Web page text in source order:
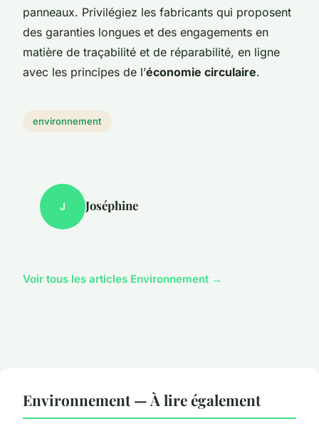
panneaux. Privilégiez les fabricants qui proposent
des garanties longues et des engagements en
matière de traçabilité et de réparabilité, en ligne
avec les principes de l’économie circulaire.
environnement
J Joséphine
Voir tous les articles Environnement →
Environnement — À lire également